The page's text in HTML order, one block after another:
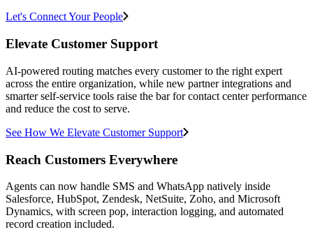
Let's Connect Your People
Elevate Customer Support
AI-powered routing matches every customer to the right expert
across the entire organization, while new partner integrations and
smarter self-service tools raise the bar for contact center performance
and reduce the cost to serve.
See How We Elevate Customer Support
Reach Customers Everywhere
Agents can now handle SMS and WhatsApp natively inside
Salesforce, HubSpot, Zendesk, NetSuite, Zoho, and Microsoft
Dynamics, with screen pop, interaction logging, and automated
record creation included.